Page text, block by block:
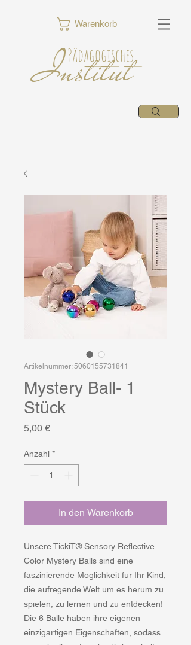
Warenkorb
Pädagogisches
Institut
Artikelnummer: 5060155731841
Mystery Ball- 1
Stück
5,00 €Preis
Anzahl *
In den Warenkorb
Unsere TickiT® Sensory Reflective
Color Mystery Balls sind eine
faszinierende Möglichkeit für Ihr Kind,
die aufregende Welt um es herum zu
spielen, zu lernen und zu entdecken!
Die 6 Bälle haben ihre eigenen
einzigartigen Eigenschaften, sodass